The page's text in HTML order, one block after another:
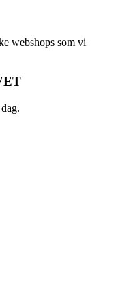
webshops som vi